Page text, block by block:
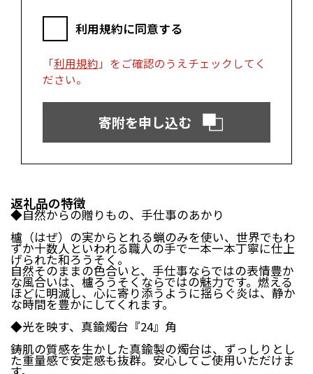
松阪市（三重県）
多気町（三重県）明和町（三重県）
東近江市（滋賀県）京都市（京都府）
与謝野町（京都府）
泉佐野市（大阪府）岸和田市（大阪府）
阪南市（大阪府）堺市（大阪府）
神戸市（兵庫県） 豊岡市（兵庫県）
米子市（鳥取県）
倉吉市（鳥取県）
境港市（鳥取県） 琴浦町（鳥取県）
日吉津村（鳥取県）大山町（鳥取県）
南部町（鳥取県） 伯耆町（鳥取県）
日南町（鳥取県）日野町（鳥取県）
江府町（鳥取県）松江市（島根県）
大田市（島根県） 安来市（島根県）
岡山市（岡山県）
倉敷市（岡山県）
高梁市（岡山県）
瀬戸内市（岡山県）
四国エリア
利用規約に同意する
「利用規約 」をご確認のうえチェックしてく
ださい。
寄附を申し込む
返礼品の特徴
◆自然からの贈りもの、手仕事のあかり
櫨（はぜ）の実からとれる蝋のみを使い、世界でもわ
ずか十数人といわれる職人の手で一本一本丁寧に仕上
げられた和ろうそく。
自然そのままの色合いと、手仕事ならではの表情豊か
な風合いは、櫨ろうそくならではの魅力です。燃える
ほどに明滅し、心に寄り添うように揺らぐ炎は、静か
な時間を豊かにしてくれます。
◆光を映す、真鍮燭台『24』角
鋳肌の質感を生かした真鍮製の燭台は、ずっしりとし
た重量感で安定感も抜群。安心してご使用いただけま